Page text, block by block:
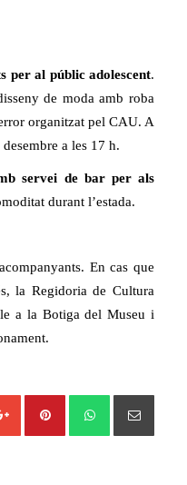
per al públic adolescent.
de moda amb roba
organitzat pel CAU. A
a les 17 h.
servei de bar per als
durant l’estada.
En cas que
la Regidoria de Cultura
a la Botiga del Museu i